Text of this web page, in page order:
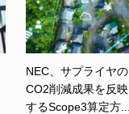
NEC、サプライヤの
CO2削減成果を反映
するScope3算定方...